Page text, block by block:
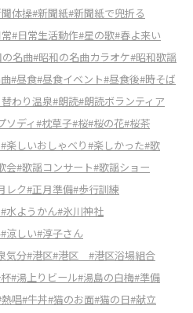
体操#新聞紙#新聞紙で兜折る
#日常生活動作#星の歌#春よ来い
名曲#昭和の名曲カラオケ#昭和歌謡
#昼食#昼食イベント#昼食後#時そば
わり温泉#朗読#朗読ボランティア
ソディ#枕草子#桜#桜の花#桜茶
#楽しいおしゃべり#楽しかった#歌
会#歌謡コンサート#歌謡ショー
レク#正月準備#歩行訓練
#水ようかん#氷川神社
#涼しい#淳子さん
気分#港区#港区 #港区浴場組合
#湯上りビール#湯島の白梅#準備
唱#牛丼#猫のお面#猫の日#献立